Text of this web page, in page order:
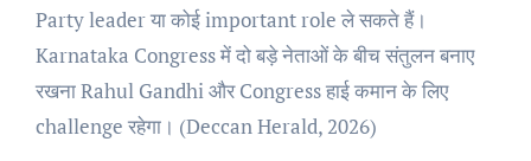
Party leader या कोई important role ले सकते हैं।
Karnataka Congress में दो बड़े नेताओं के बीच संतुलन बनाए
रखना Rahul Gandhi और Congress हाई कमान के लिए
challenge रहेगा। (Deccan Herald, 2026)